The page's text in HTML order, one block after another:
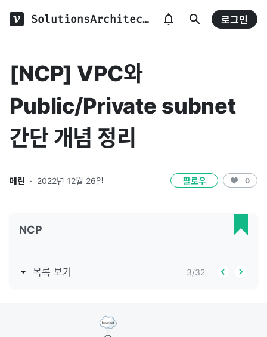
SolutionsArchitect.log 로그인
[NCP] VPC와
Public/Private subnet
간단 개념 정리
메린 · 2022년 12월 26일 팔로우 0
NCP
목록 보기 3/32